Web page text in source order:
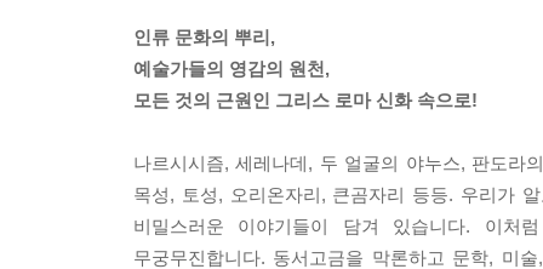
인류 문화의 뿌리,
예술가들의 영감의 원천,
모든 것의 근원인 그리스 로마 신화 속으로!
나르시시즘, 세레나데, 두 얼굴의 야누스, 판도라
목성, 토성, 오리온자리, 큰곰자리 등등. 우리가
비밀스러운 이야기들이 담겨 있습니다. 이
무궁무진합니다. 동서고금을 막론하고 문학, 미